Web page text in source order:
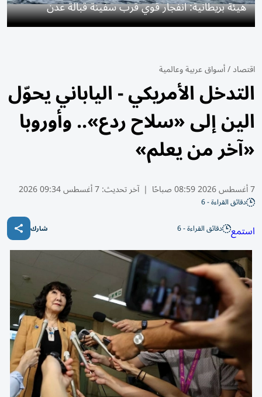
هيئة بريطانية: انفجار قوي قرب سفينة قبالة عدن
اقتصاد/أسواق عربية وعالمية
التدخل الأمريكي - الياباني يحوّل
الين إلى «سلاح ردع».. وأوروبا
«آخر من يعلم»
7 أغسطس 2026 08:59 صباحًا | آخر تحديث:7 أغسطس 09:34 2026
دقائق القراءة - 6
استمع دقائق القراءة - 6 شارك